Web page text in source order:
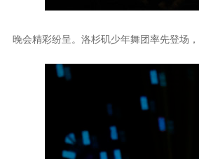
晚会精彩纷呈。洛杉矶少年舞团率先登场，